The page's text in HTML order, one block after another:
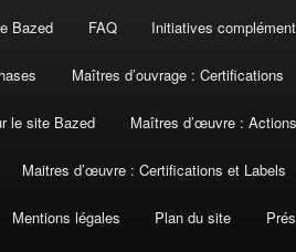
Bazed FAQ Initiatives
Maîtres d’ouvrage : Certifications
le site Bazed Maîtres d’œuvre :
Maitres d’œuvre : Certifications et Labels
Mentions légales Plan du site